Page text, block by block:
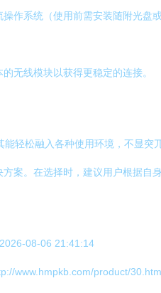
作系统（使用前需安装随附光盘
无线模块以获得更稳定的连接。
轻松融入各种使用环境，不显
案。在选择时，建议用户根据
08-06 21:41:14
www.hmpkb.com/product/